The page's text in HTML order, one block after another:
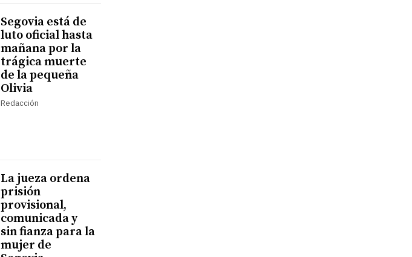
Segovia está de
luto oficial hasta
mañana por la
trágica muerte
de la pequeña
Olivia
Redacción
La jueza ordena
prisión
provisional,
comunicada y
sin fianza para la
mujer de